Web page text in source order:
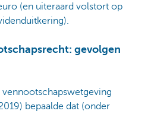
(en uiteraard volstort op
gevolgen
bepaalde dat (onder